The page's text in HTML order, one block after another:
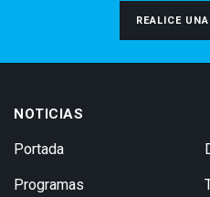
REALICE
NOTICIAS
Portada
Programas